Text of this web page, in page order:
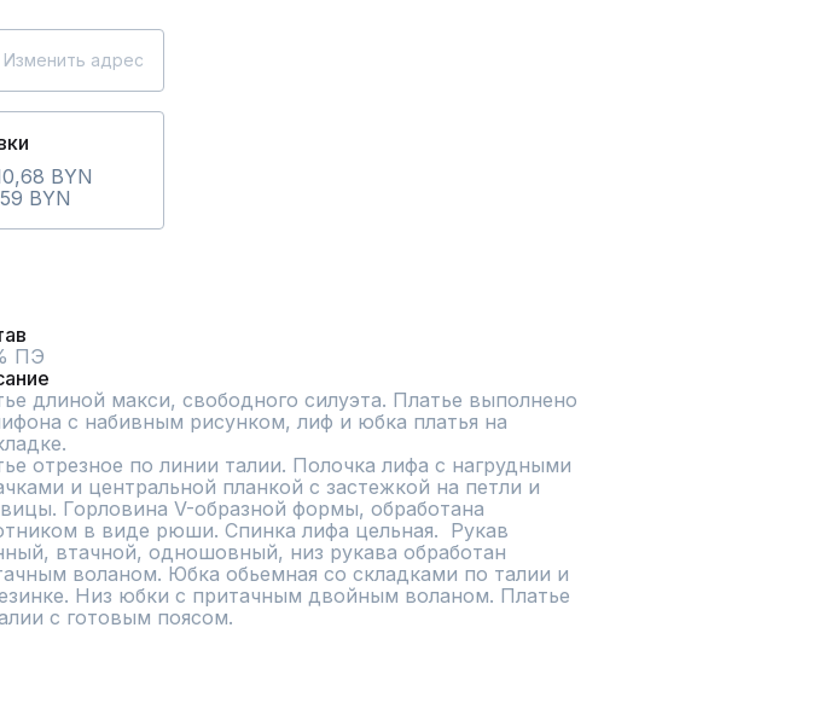
Изменить адрес
BYN
BYN
ПЭ
длиной макси, свободного силуэта. Платье выполнено
с набивным рисунком, лиф и юбка платья на
отрезное по линии талии. Полочка лифа с нагрудными
и центральной планкой с застежкой на петли и
Горловина V-образной формы, обработана
в виде рюши. Спинка лифа цельная.  Рукав
втачной, одношовный, низ рукава обработан
воланом. Юбка обьемная со складками по талии и
Низ юбки с притачным двойным воланом. Платье
с готовым поясом.